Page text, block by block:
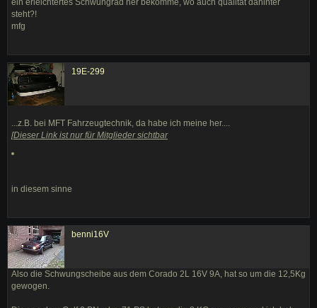
ein erleichtertes Schwungrad her bekomme, wo auch qualität dahinter
steht?!
mfg
19E-299
...z.B. bei MFT Fahrzeugtechnik, da habe ich meine her....
[Dieser Link ist nur für Mitglieder sichtbar
in diesem sinne
benni16V
Also die Schwungscheibe aus dem Corado 2L 16V 9A, hat so um die 12,5Kg
gewogen.